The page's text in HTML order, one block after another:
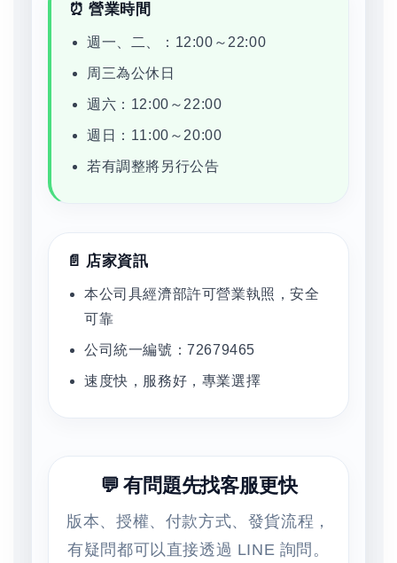
⏰ 營業時間
週一、二、：12:00～22:00
周三為公休日
週六：12:00～22:00
週日：11:00～20:00
若有調整將另行公告
📄 店家資訊
本公司具經濟部許可營業執照，安全
可靠
公司統一編號：72679465
速度快，服務好，專業選擇
💬 有問題先找客服更快
版本、授權、付款方式、發貨流程，
有疑問都可以直接透過 LINE 詢問。